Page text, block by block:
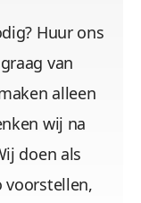
Huur ons
van
alleen
wij na
doen als
voorstellen,